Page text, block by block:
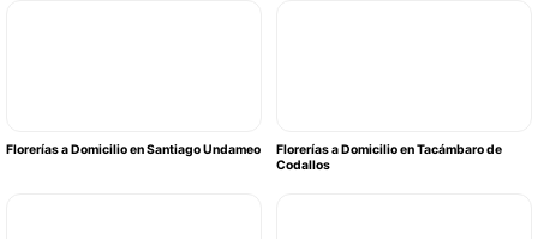
Florerías a Domicilio en Santiago Undameo
Florerías a Domicilio en Tacámbaro de
Codallos